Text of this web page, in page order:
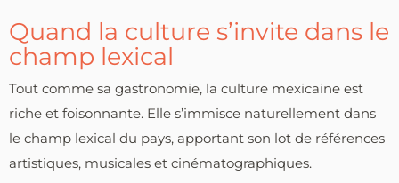
Quand la culture s’invite dans le
champ lexical
Tout comme sa gastronomie, la culture mexicaine est
riche et foisonnante. Elle s’immisce naturellement dans
le champ lexical du pays, apportant son lot de références
artistiques, musicales et cinématographiques.